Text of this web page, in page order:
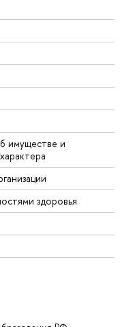
имуществе и
здоровья